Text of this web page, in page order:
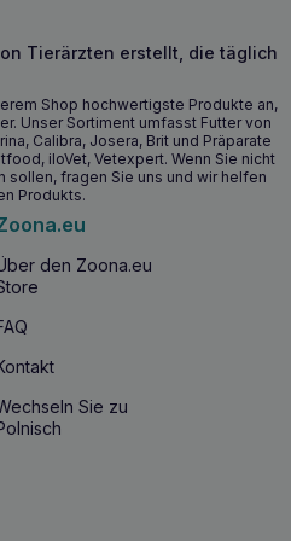
eine hypoallergene
Hunde, die eine
benötigen.
Dog Life Adult
kaufen?
Breed Lammist eine
großer Hunderassen.
Hauptproteinquelle sorgt für
und Schmackhaftigkeit.
Substanzen sorgen für die
Präbiotika und Yucca-
Verdauung unterstützen.
Tierärzten erstellt, die täglich
Shop hochwertigste Produkte an,
Unser Sortiment umfasst Futter von
Calibra, Josera, Brit und Präparate
iloVet, Vetexpert. Wenn Sie nicht
sollen, fragen Sie uns und wir helfen
Produkts.
den Zoona.eu
Sie zu